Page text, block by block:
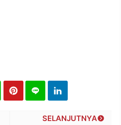
SELANJUTNYA